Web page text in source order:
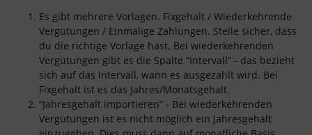
Es gibt mehrere Vorlagen. Fixgehalt / Wiederkehrende
Vergütungen / Einmalige Zahlungen. Stelle sicher, dass
du die richtige Vorlage hast. Bei wiederkehrenden
Vergütungen gibt es die Spalte “Intervall” - das bezieht
sich auf das Intervall, wann es ausgezahlt wird. Bei
Fixgehalt ist es das Jahres/Monatsgehalt.
“Jahresgehalt importieren” - Bei wiederkehrenden
Vergütungen ist es nicht möglich ein Jahresgehalt